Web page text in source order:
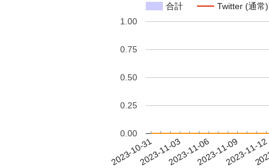
合計 Twitter (通常)
2023-10-312023-11-032023-11-062023-11-092023-11-12
0.00
0.25
0.50
0.75
1.00